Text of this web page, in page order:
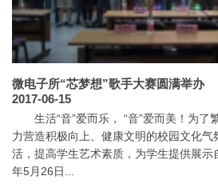
微电子所“芯梦想”歌手大赛圆满举办
2017-06-15
生活“音”爱而乐， “音”爱而美！为了
力营造积极向上、健康文明的校园文化气
活，提高学生艺术素质，为学生提供展示
年5月26日...